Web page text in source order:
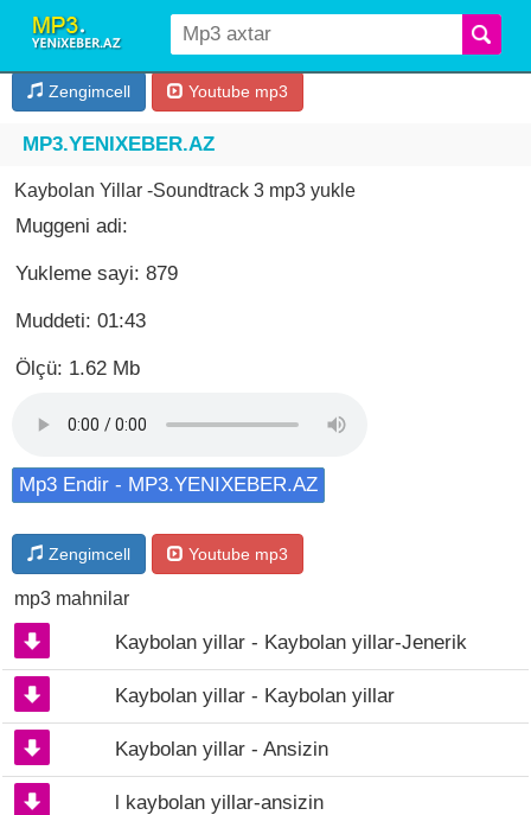
Zengimcell Youtube mp3
MP3.YENIXEBER.AZ
Kaybolan Yillar -Soundtrack 3 mp3 yukle
Muggeni adi:
Yukleme sayi: 879
Muddeti: 01:43
Ölçü: 1.62 Mb
Mp3 Endir - MP3.YENIXEBER.AZ
Zengimcell Youtube mp3
mp3 mahnilar
Kaybolan yillar - Kaybolan yillar-Jenerik
Kaybolan yillar - Kaybolan yillar
Kaybolan yillar - Ansizin
l kaybolan yillar-ansizin